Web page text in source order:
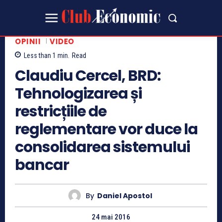
OPINII VIDEO
Less than 1 min. Read
Claudiu Cercel, BRD:
Tehnologizarea și
restricțiile de
reglementare vor duce la
consolidarea sistemului
bancar
By Daniel Apostol
24 mai 2016